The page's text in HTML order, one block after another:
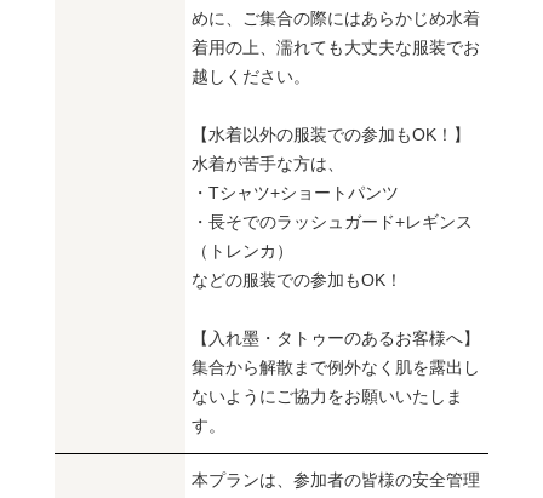
めに、ご集合の際にはあらかじめ水着
着用の上、濡れても大丈夫な服装でお
越しください。
【水着以外の服装での参加もOK！】
水着が苦手な方は、
・Tシャツ+ショートパンツ
・長そでのラッシュガード+レギンス
（トレンカ）
などの服装での参加もOK！
【入れ墨・タトゥーのあるお客様へ】
集合から解散まで例外なく肌を露出し
ないようにご協力をお願いいたしま
す。
本プランは、参加者の皆様の安全管理